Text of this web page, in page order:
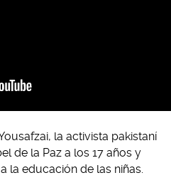
la activista pakistaní
de la Paz a los 17 años y
la educación de las niñas.